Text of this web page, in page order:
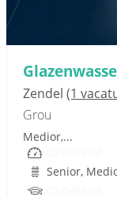
Zendel (1
Grou
Medior,...
Senior,